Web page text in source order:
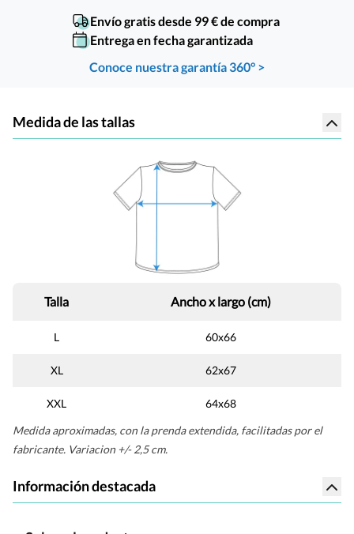
Envío gratis desde 99 € de compra
Entrega en fecha garantizada
Conoce nuestra garantía 360° >
Medida de las tallas
Talla Ancho x largo (cm)
L 60x66
XL 62x67
XXL
64x68
Medida aproximadas, con la prenda extendida, facilitadas por el
fabricante. Variacion +/- 2,5 cm.
Información destacada